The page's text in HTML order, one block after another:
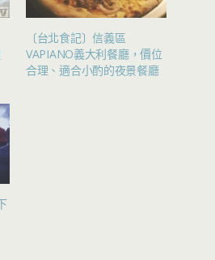
〔台北食記〕信義區
VAPIANO義大利餐廳，價位
合理、適合小酌的夜景餐廳